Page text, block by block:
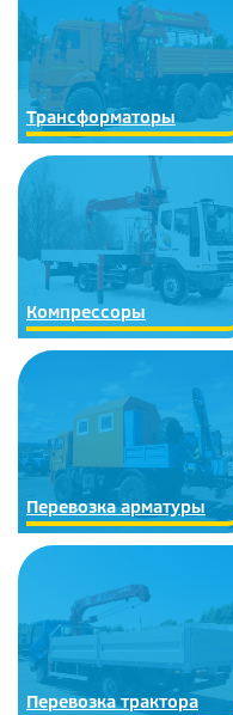
Трансформаторы
Компрессоры
Перевозка арматуры
Перевозка трактора